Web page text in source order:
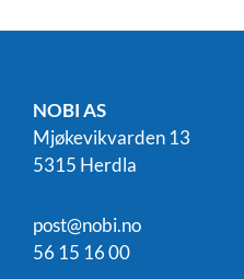
NOBI AS
Mjøkevikvarden 13
5315 Herdla
post@nobi.no
56 15 16 00